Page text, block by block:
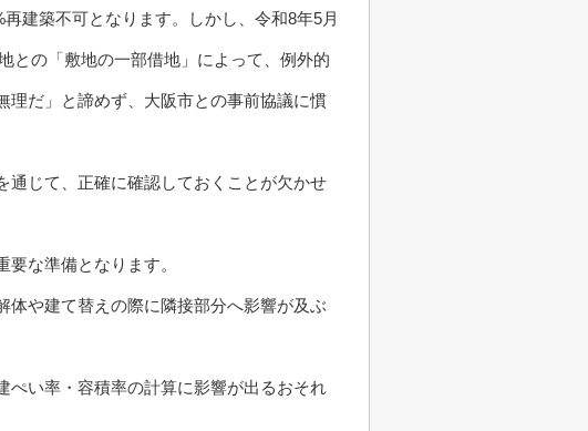
建築不可となります。しかし、令和8年5月
との「敷地の一部借地」によって、例外的
理だ」と諦めず、大阪市との事前協議に慣
通じて、正確に確認しておくことが欠かせ
な準備となります。
体や建て替えの際に隣接部分へ影響が及ぶ
ぺい率・容積率の計算に影響が出るおそれ